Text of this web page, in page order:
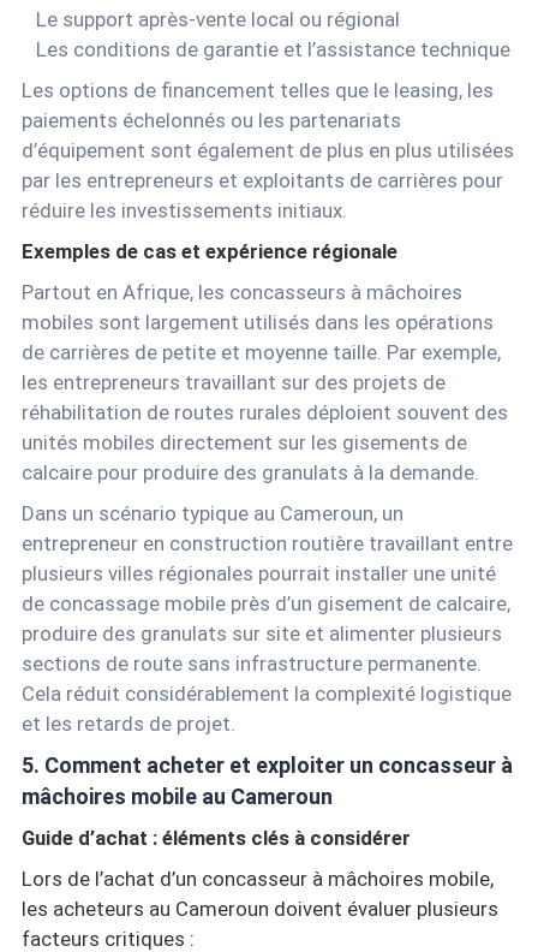
Le support après-vente local ou régional
Les conditions de garantie et l’assistance technique
Les options de financement telles que le leasing, les
paiements échelonnés ou les partenariats
d’équipement sont également de plus en plus utilisées
par les entrepreneurs et exploitants de carrières pour
réduire les investissements initiaux.
Exemples de cas et expérience régionale
Partout en Afrique, les concasseurs à mâchoires
mobiles sont largement utilisés dans les opérations
de carrières de petite et moyenne taille. Par exemple,
les entrepreneurs travaillant sur des projets de
réhabilitation de routes rurales déploient souvent des
unités mobiles directement sur les gisements de
calcaire pour produire des granulats à la demande.
Dans un scénario typique au Cameroun, un
entrepreneur en construction routière travaillant entre
plusieurs villes régionales pourrait installer une unité
de concassage mobile près d’un gisement de calcaire,
produire des granulats sur site et alimenter plusieurs
sections de route sans infrastructure permanente.
Cela réduit considérablement la complexité logistique
et les retards de projet.
5. Comment acheter et exploiter un concasseur à
mâchoires mobile au Cameroun
Guide d’achat : éléments clés à considérer
Lors de l’achat d’un concasseur à mâchoires mobile,
les acheteurs au Cameroun doivent évaluer plusieurs
facteurs critiques :